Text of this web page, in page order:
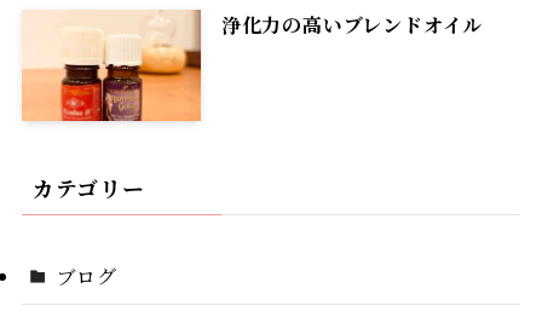
浄化力の高いブレンドオイル
カテゴリー
ブログ